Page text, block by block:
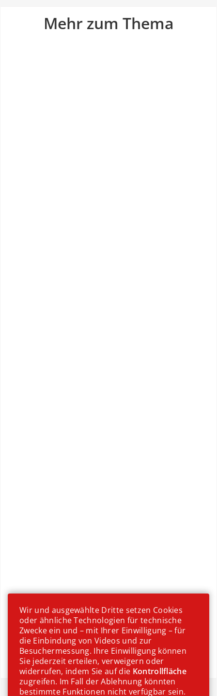
Mehr zum Thema
Wien
Wir und ausgewählte Dritte setzen Cookies
oder ähnliche Technologien für technische
Zwecke ein und – mit Ihrer Einwilligung – für
die Einbindung von Videos und zur
Besuchermessung. Ihre Einwilligung können
Sie jederzeit erteilen, verweigern oder
widerrufen, indem Sie auf die Kontrollfläche
zugreifen. Im Fall der Ablehnung könnten
bestimmte Funktionen nicht verfügbar sein.